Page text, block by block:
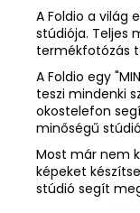
A Foldio a világ
stúdiója. Teljes
termékfotózás
A Foldio egy
teszi mindenki
okostelefon
minőségű
Most már nem
képeket
stúdió segít